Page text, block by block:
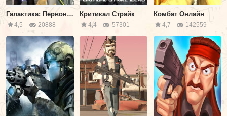
Галактика: Первоначальный
4,5 20888
Критикал Страйк
4,4 57301
Комбат Онлайн
4,7 142559